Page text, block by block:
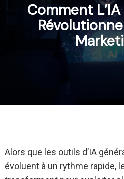
Comment
Alors que les outils d’IA
évoluent à un rythme rapide,